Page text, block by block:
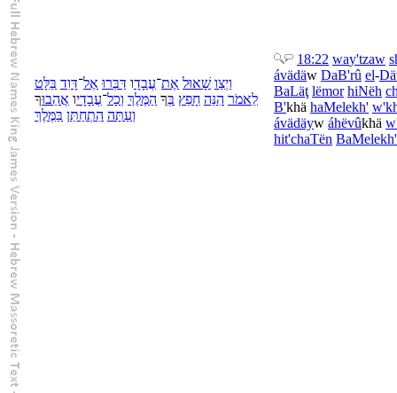
וַיְצַו שָׁאוּל אֶת־עֲבָדָו דַּבְּרוּ אֶל־דָּוִד בַּלָּט
לֵאמֹר הִנֵּה חָפֵץ בְּךָ הַמֶּלֶךְ וְכָל־עֲבָדָיו אֲהֵבוּךָ
וְעַתָּה הִתְחַתֵּן בַּמֶּלֶךְ
18:22 way'tzaw
ávädäw DaB'rû el-
BaLäţ lëmor hiNëh
B'khä haMelekh' w'
ávädäyw áhëvûkhä
hit'chaTën BaMelekh'